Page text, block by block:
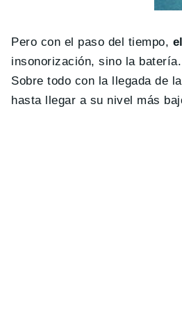
Pero con el paso del tiempo,
insonorización, sino la
Sobre todo con la llegada de
hasta llegar a su nivel más